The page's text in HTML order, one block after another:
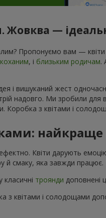
Жовква —
Пропонуємо вам —
коханим, і близьким родичам.
і вишуканий жест
надовго. Ми зробили для
з квітами і
Квіти дарують
смаку, яка завжди
класичні троянди доповнені
з квітами і солодощами